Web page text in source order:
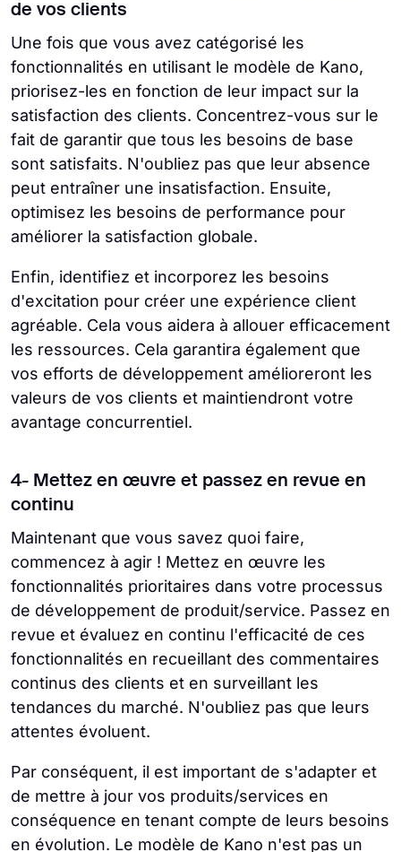
de vos clients
Une fois que vous avez catégorisé les
fonctionnalités en utilisant le modèle de Kano,
priorisez-les en fonction de leur impact sur la
satisfaction des clients. Concentrez-vous sur le
fait de garantir que tous les besoins de base
sont satisfaits. N'oubliez pas que leur absence
peut entraîner une insatisfaction. Ensuite,
optimisez les besoins de performance pour
améliorer la satisfaction globale.
Enfin, identifiez et incorporez les besoins
d'excitation pour créer une expérience client
agréable. Cela vous aidera à allouer efficacement
les ressources. Cela garantira également que
vos efforts de développement amélioreront les
valeurs de vos clients et maintiendront votre
avantage concurrentiel.
4- Mettez en œuvre et passez en revue en
continu
Maintenant que vous savez quoi faire,
commencez à agir ! Mettez en œuvre les
fonctionnalités prioritaires dans votre processus
de développement de produit/service. Passez en
revue et évaluez en continu l'efficacité de ces
fonctionnalités en recueillant des commentaires
continus des clients et en surveillant les
tendances du marché. N'oubliez pas que leurs
attentes évoluent.
Par conséquent, il est important de s'adapter et
de mettre à jour vos produits/services en
conséquence en tenant compte de leurs besoins
en évolution. Le modèle de Kano n'est pas un